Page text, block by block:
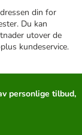
din for
Du kan
utover de
kundeservice.
personlige tilbud,